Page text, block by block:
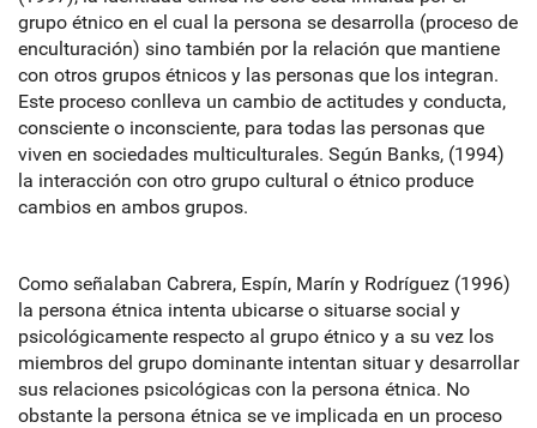
grupo étnico en el cual la persona se desarrolla (proceso de
enculturación) sino también por la relación que mantiene
con otros grupos étnicos y las personas que los integran.
Este proceso conlleva un cambio de actitudes y conducta,
consciente o inconsciente, para todas las personas que
viven en sociedades multiculturales. Según Banks, (1994)
la interacción con otro grupo cultural o étnico produce
cambios en ambos grupos.
Como señalaban Cabrera, Espín, Marín y Rodríguez (1996)
la persona étnica intenta ubicarse o situarse social y
psicológicamente respecto al grupo étnico y a su vez los
miembros del grupo dominante intentan situar y desarrollar
sus relaciones psicológicas con la persona étnica. No
obstante la persona étnica se ve implicada en un proceso